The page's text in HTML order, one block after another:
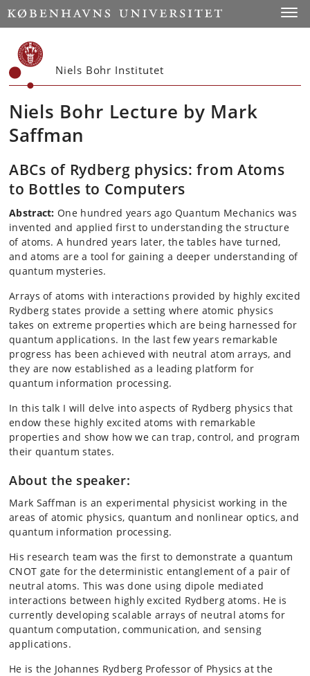
Start
Niels Bohr Institutet
Niels Bohr Lecture by Mark
Saffman
ABCs of Rydberg physics: from Atoms
to Bottles to Computers
Abstract: One hundred years ago Quantum Mechanics was
invented and applied first to understanding the structure
of atoms. A hundred years later, the tables have turned,
and atoms are a tool for gaining a deeper understanding of
quantum mysteries.
Arrays of atoms with interactions provided by highly excited
Rydberg states provide a setting where atomic physics
takes on extreme properties which are being harnessed for
quantum applications. In the last few years remarkable
progress has been achieved with neutral atom arrays, and
they are now established as a leading platform for
quantum information processing.
In this talk I will delve into aspects of Rydberg physics that
endow these highly excited atoms with remarkable
properties and show how we can trap, control, and program
their quantum states.
About the speaker:
Mark Saffman is an experimental physicist working in the
areas of atomic physics, quantum and nonlinear optics, and
quantum information processing.
His research team was the first to demonstrate a quantum
CNOT gate for the deterministic entanglement of a pair of
neutral atoms. This was done using dipole mediated
interactions between highly excited Rydberg atoms. He is
currently developing scalable arrays of neutral atoms for
quantum computation, communication, and sensing
applications.
He is the Johannes Rydberg Professor of Physics at the